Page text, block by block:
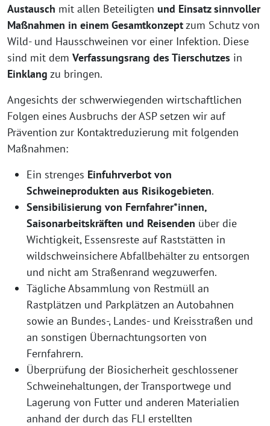
Austausch mit allen Beteiligten und Einsatz sinnvoller
Maßnahmen in einem Gesamtkonzeptzum Schutz von
Wild- und Hausschweinen vor einer Infektion. Diese
sind mit dem Verfassungsrang des Tierschutzes in
Einklang zu bringen.
Angesichts der schwerwiegenden wirtschaftlichen
Folgen eines Ausbruchs der ASP setzen wir auf
Prävention zur Kontaktreduzierung mit folgenden
Maßnahmen:
Ein strenges Einfuhrverbot von
Schweineprodukten aus Risikogebieten.
Sensibilisierung von Fernfahrer*innen,
Saisonarbeitskräften und Reisenden über die
Wichtigkeit, Essensreste auf Raststätten in
wildschweinsichere Abfallbehälter zu entsorgen
und nicht am Straßenrand wegzuwerfen.
Tägliche Absammlung von Restmüll an
Rastplätzen und Parkplätzen an Autobahnen
sowie an Bundes-, Landes- und Kreisstraßen und
an sonstigen Übernachtungsorten von
Fernfahrern.
Überprüfung der Biosicherheit geschlossener
Schweinehaltungen, der Transportwege und
Lagerung von Futter und anderen Materialien
anhand der durch das FLI erstellten